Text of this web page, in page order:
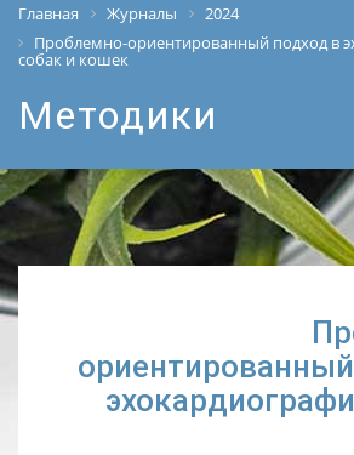
Главная Журналы
2024
Проблемно-ориентированный подход в
собак и кошек
Методики